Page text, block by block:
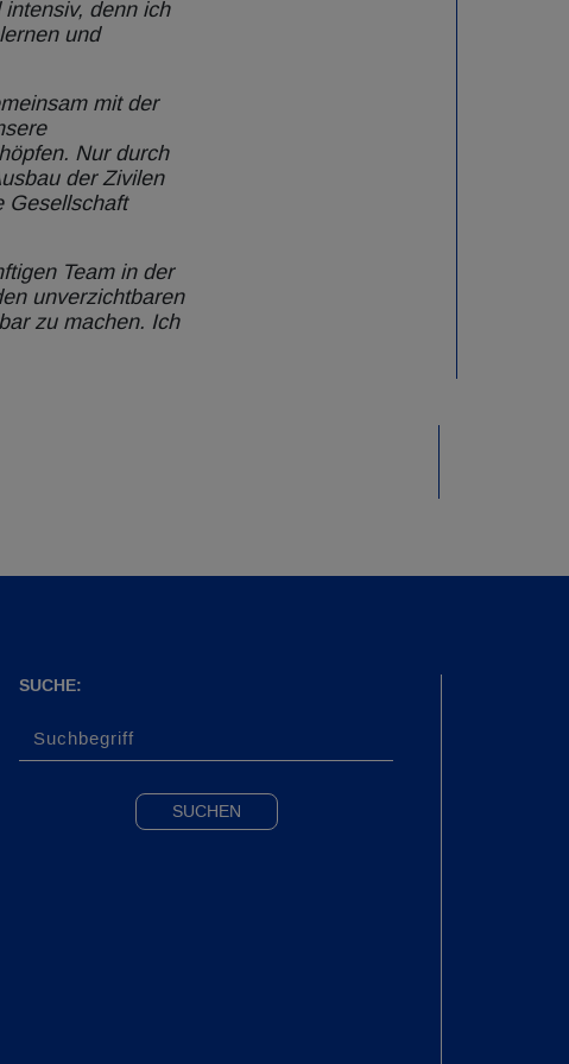
denn ich
und
mit der
Nur durch
der Zivilen
Gesellschaft
Team in der
unverzichtbaren
zu machen. Ich
SUCHE: